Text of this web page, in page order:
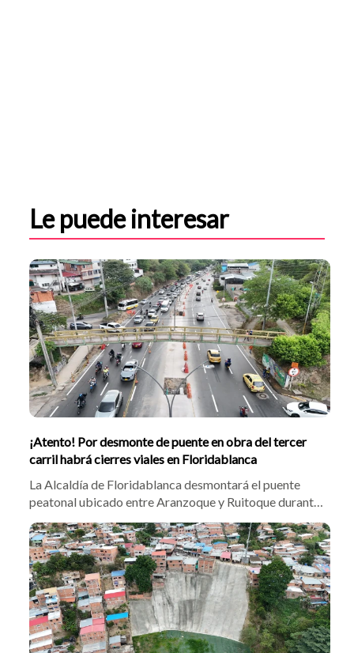
Le puede interesar
¡Atento! Por desmonte de puente en obra del tercer
carril habrá cierres viales en Floridablanca
La Alcaldía de Floridablanca desmontará el puente
peatonal ubicado entre Aranzoque y Ruitoque durante
la noche del 3 al 4 de agosto, como parte de las obras
del Tercer Carril. Habrá cierres temporales, rutas
alternas y un paso peatonal provisional con
acompañamiento de auxiliares de tránsito.